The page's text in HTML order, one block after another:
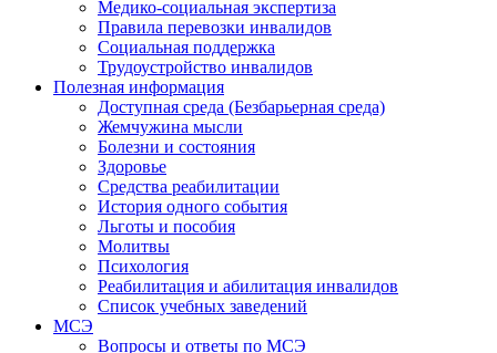
Медико-социальная экспертиза
Правила перевозки инвалидов
Социальная поддержка
Трудоустройство инвалидов
Полезная информация
Доступная среда (Безбарьерная среда)
Жемчужина мысли
Болезни и состояния
Здоровье
Средства реабилитации
История одного события
Льготы и пособия
Молитвы
Психология
Реабилитация и абилитация инвалидов
Список учебных заведений
МСЭ
Вопросы и ответы по МСЭ